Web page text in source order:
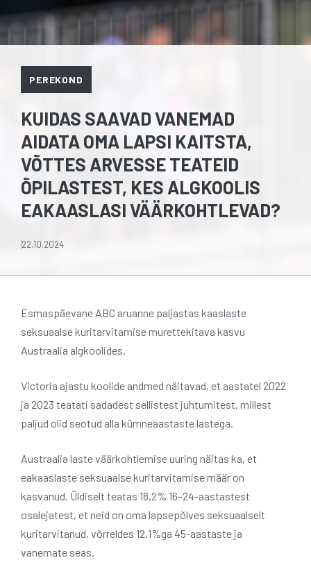
PEREKOND
KUIDAS SAAVAD VANEMAD
AIDATA OMA LAPSI KAITSTA,
VÕTTES ARVESSE TEATEID
ÕPILASTEST, KES ALGKOOLIS
EAKAASLASI VÄÄRKOHTLEVAD?
22.10.2024
Esmaspäevane ABC aruanne paljastas kaaslaste
seksuaalse kuritarvitamise murettekitava kasvu
Austraalia algkoolides.
Victoria ajastu koolide andmed näitavad, et aastatel 2022
ja 2023 teatati sadadest sellistest juhtumitest, millest
paljud olid seotud alla kümneaastaste lastega.
Austraalia laste väärkohtlemise uuring näitas ka, et
eakaaslaste seksuaalse kuritarvitamise määr on
kasvanud. Üldiselt teatas 18,2% 16–24-aastastest
osalejatest, et neid on oma lapsepõlves seksuaalselt
kuritarvitanud, võrreldes 12,1%ga 45-aastaste ja
vanemate seas.